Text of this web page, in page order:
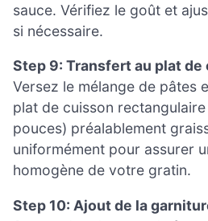
sauce. Vérifiez le goût et
si nécessaire.
Step 9: Transfert au plat de
Versez le mélange de pâtes
plat de cuisson
pouces) préalablement
uniformément pour assurer
homogène de votre gratin.
Step 10: Ajout de la